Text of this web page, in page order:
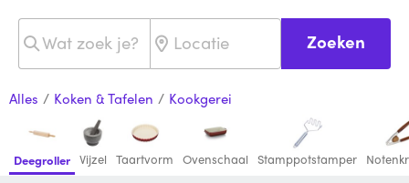
Zoeken
Alles / Koken & Tafelen / Kookgerei
Deegroller Vijzel Taartvorm Ovenschaal Stamppotstamper